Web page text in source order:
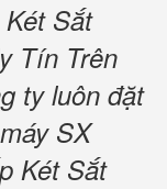
Két Sắt
Tín Trên
ty luôn đặt
SX
Két Sắt